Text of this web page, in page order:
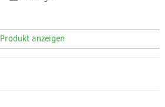
Produkt anzeigen